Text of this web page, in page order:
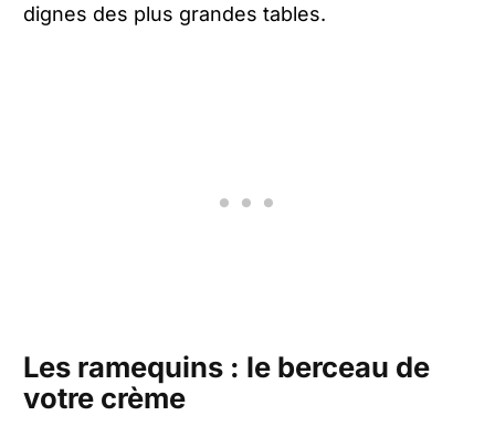
dignes des plus grandes tables.
Les ramequins : le berceau de
votre crème